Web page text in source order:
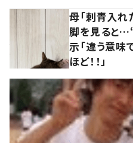
母「刺青入れ
脚を見ると
示「違う意味
ほど！！」